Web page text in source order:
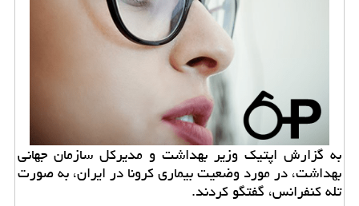
به گزارش اپتیك وزیر بهداشت و مدیركل سازمان جهانی
بهداشت، در مورد وضعیت بیماری كرونا در ایران، به صورت
تله كنفرانس، گفتگو كردند.